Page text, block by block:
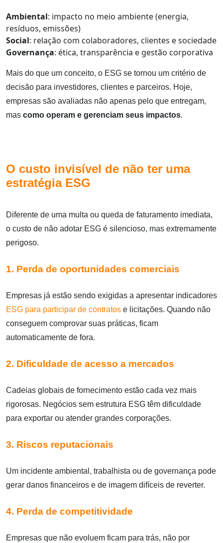
Ambiental: impacto no meio ambiente (energia,
resíduos, emissões)
Social: relação com colaboradores, clientes e sociedade
Governança: ética, transparência e gestão corporativa
Mais do que um conceito, o ESG se tornou um critério de
decisão para investidores, clientes e parceiros. Hoje,
empresas são avaliadas não apenas pelo que entregam,
mas como operam e gerenciam seus impactos.
O custo invisível de não ter uma
estratégia ESG
Diferente de uma multa ou queda de faturamento imediata,
o custo de não adotar ESG é silencioso, mas extremamente
perigoso.
1. Perda de oportunidades comerciais
Empresas já estão sendo exigidas a apresentar indicadores
ESG para participar de contratos e licitações. Quando não
conseguem comprovar suas práticas, ficam
automaticamente de fora.
2. Dificuldade de acesso a mercados
Cadeias globais de fornecimento estão cada vez mais
rigorosas. Negócios sem estrutura ESG têm dificuldade
para exportar ou atender grandes corporações.
3. Riscos reputacionais
Um incidente ambiental, trabalhista ou de governança pode
gerar danos financeiros e de imagem difíceis de reverter.
4. Perda de competitividade
Empresas que não evoluem ficam para trás, não por